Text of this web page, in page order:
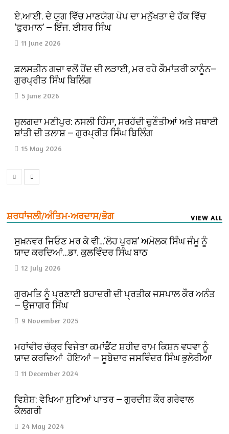
ਏ.ਆਈ. ਦੇ ਯੁਗ ਵਿੱਚ ਮਾਣਯੋਗ ਪੋਪ ਦਾ ਮਨੁੱਖਤਾ ਦੇ ਹੱਕ ਵਿੱਚ
‘ਫੁਰਮਾਨ’ — ਇੰਜ. ਈਸ਼ਰ ਸਿੰਘ
11 June 2026
ਫ਼ਲਸਤੀਨ ਗਜ਼ਾ ਵਲੋਂ ਹੋਂਦ ਦੀ ਲੜਾਈ, ਮਰ ਰਹੇ ਕੌਮਾਂਤਰੀ ਕਾਨੂੰਨ—
ਗੁਰਪ੍ਰੀਤ ਸਿੰਘ ਬਿਲਿੰਗ
5 June 2026
ਸੁਲਗਦਾ ਮਣੀਪੁਰ: ਨਸਲੀ ਹਿੰਸਾ, ਸਰਹੱਦੀ ਚੁਣੌਤੀਆਂ ਅਤੇ ਸਥਾਈ
ਸ਼ਾਂਤੀ ਦੀ ਤਲਾਸ਼ — ਗੁਰਪ੍ਰੀਤ ਸਿੰਘ ਬਿਲਿੰਗ
15 May 2026
ਸ਼ਰਧਾਂਜਲੀ/ਅੰਤਿਮ-ਅਰਦਾਸ/ਭੋਗ VIEW ALL
ਸੁਖ਼ਨਵਰ ਜਿਓਣ ਮਰ ਕੇ ਵੀ…‘ਲੋਹ ਪੁਰਸ਼’ ਅਮੋਲਕ ਸਿੰਘ ਜੰਮੂ ਨੂੰ
ਯਾਦ ਕਰਦਿਆਂ…ਡਾ. ਕੁਲਵਿੰਦਰ ਸਿੰਘ ਬਾਠ
12 July 2026
ਗੁਰਮਤਿ ਨੂੰ ਪ੍ਰਣਾਈ ਬਹਾਦਰੀ ਦੀ ਪ੍ਰਤੀਕ ਜਸਪਾਲ ਕੌਰ ਅਨੰਤ
— ਉਜਾਗਰ ਸਿੰਘ
9 November 2025
ਮਹਾਂਵੀਰ ਚੱਕ੍ਰ ਵਿਜੇਤਾ ਕਮਾਂਡੈਂਟ ਸ਼ਹੀਦ ਰਾਮ ਕਿਸ਼ਨ ਵਧਵਾ ਨੂੰ
ਯਾਦ ਕਰਦਿਆਂ ਹੋਇਆਂ — ਸੂਬੇਦਾਰ ਜਸਵਿੰਦਰ ਸਿੰਘ ਭੁਲੇਰੀਆ
11 December 2024
ਵਿਸ਼ੇਸ਼: ਵੇਖਿਆ ਸੁਣਿਆਂ ਪਾਤਰ — ਗੁਰਦੀਸ਼ ਕੌਰ ਗਰੇਵਾਲ
ਕੈਲਗਰੀ
24 May 2024